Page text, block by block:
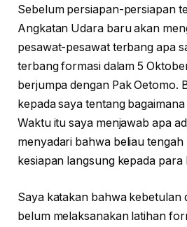
Sebelum persiapan-persiapan
Angkatan Udara baru akan
pesawat-pesawat terbang apa
terbang formasi dalam 5
berjumpa dengan Pak Oetomo.
kepada saya tentang
Waktu itu saya menjawab apa
menyadari bahwa beliau tengah
kesiapan langsung kepada para
Saya katakan bahwa kebetulan
belum melaksanakan latihan